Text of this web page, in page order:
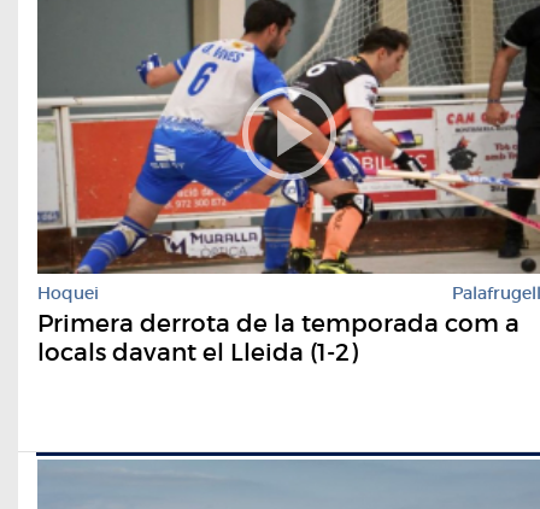
Hoquei Palafrugell
Primera derrota de la temporada com a
locals davant el Lleida (1-2)